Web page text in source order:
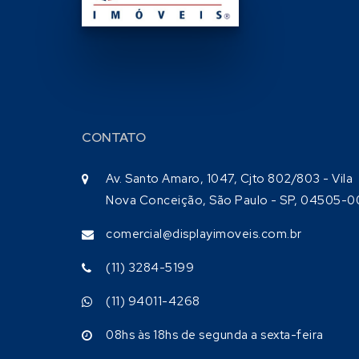
CONTATO
Av. Santo Amaro, 1047, Cjto 802/803 - Vila
Nova Conceição, São Paulo - SP, 04505-
comercial@displayimoveis.com.br
(11) 3284-5199
(11) 94011-4268
08hs às 18hs de segunda a sexta-feira